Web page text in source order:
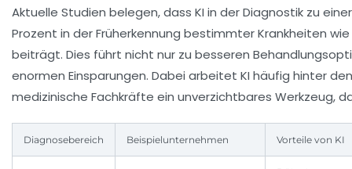
Aktuelle Studien belegen, dass KI in der Diagnostik zu
Prozent in der Früherkennung bestimmter Krankheiten
beiträgt. Dies führt nicht nur zu besseren
enormen Einsparungen. Dabei arbeitet KI häufig hinter
medizinische Fachkräfte ein unverzichtbares Werkzeug,
Diagnosebereich Beispielunternehmen Vorteile von KI